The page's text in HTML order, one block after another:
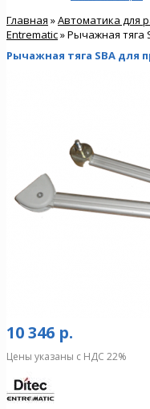
Главная »Автоматика для
Entrematic» Рычажная тяга
Рычажная тяга SBA для
10 346 р.
Цены указаны с НДС 22%